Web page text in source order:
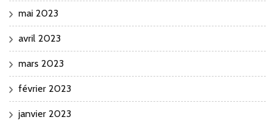
mai 2023
avril 2023
mars 2023
février 2023
janvier 2023